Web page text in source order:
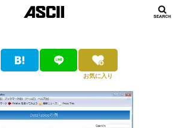
お気に入り